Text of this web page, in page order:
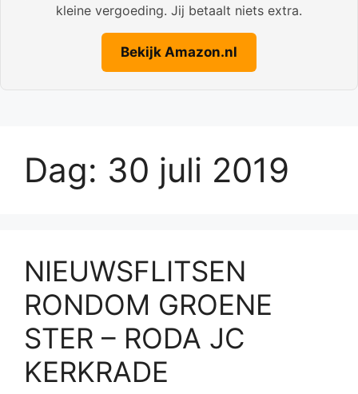
kleine vergoeding. Jij betaalt niets extra.
Bekijk Amazon.nl
Dag: 30 juli 2019
NIEUWSFLITSEN
RONDOM GROENE
STER – RODA JC
KERKRADE